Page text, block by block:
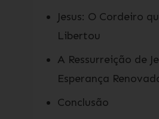
Jesus: O Cordeiro
Libertou
A Ressurreição de
Esperança
Conclusão